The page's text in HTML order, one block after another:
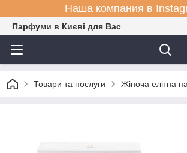
Наша компания в
Парфуми в Києві для Вас
Товари та послуги Жіноча елітна